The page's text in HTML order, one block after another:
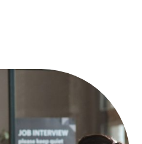
tiene el poder de